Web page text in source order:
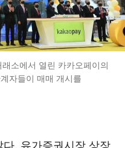
소에서 열린 카카오페이의
자들이 매매 개시를
. 유가증권시장 상장